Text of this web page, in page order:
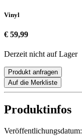
Vinyl
€ 59,99
Derzeit nicht auf Lager
Produkt anfragen
Auf die Merkliste
Produktinfos
Veröffentlichungsdatum: